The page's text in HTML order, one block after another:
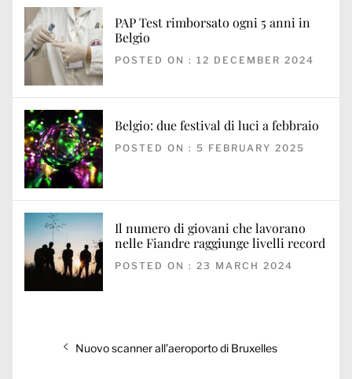
PAP Test rimborsato ogni 5 anni in
Belgio
POSTED ON : 12 DECEMBER 2024
Belgio: due festival di luci a febbraio
POSTED ON : 5 FEBRUARY 2025
Il numero di giovani che lavorano
nelle Fiandre raggiunge livelli record
POSTED ON : 23 MARCH 2024
navigation
Previous
Nuovo scanner all’aeroporto di Bruxelles